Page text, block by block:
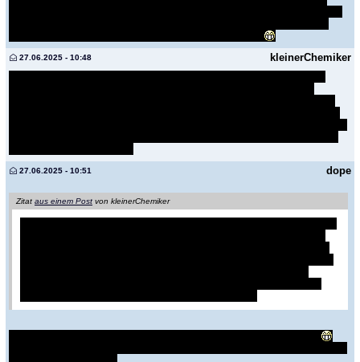
kleinerChemiker
27.06.2025 - 10:48
dope
27.06.2025 - 10:51
Zitat aus einem Post von kleinerChemiker